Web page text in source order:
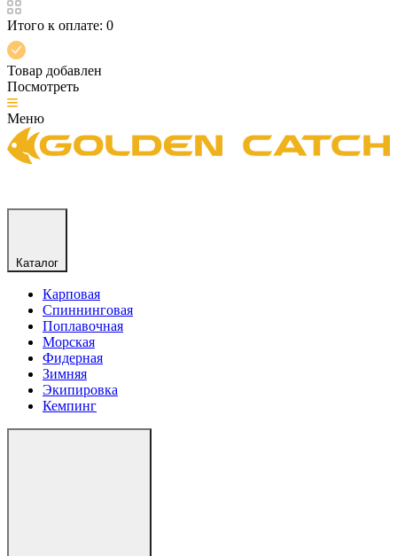
Итого к оплате: 0
Товар добавлен
Посмотреть
Меню
Каталог
Карповая
Спиннинговая
Поплавочная
Морская
Фидерная
Зимняя
Экипировка
Кемпинг